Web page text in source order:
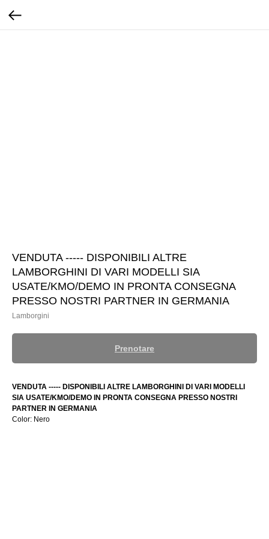
VENDUTA ----- DISPONIBILI ALTRE
LAMBORGHINI DI VARI MODELLI SIA
USATE/KMO/DEMO IN PRONTA CONSEGNA
PRESSO NOSTRI PARTNER IN GERMANIA
Lamborgini
Prenotare
VENDUTA ----- DISPONIBILI ALTRE LAMBORGHINI DI VARI MODELLI
SIA USATE/KMO/DEMO IN PRONTA CONSEGNA PRESSO NOSTRI
PARTNER IN GERMANIA
Color: Nero